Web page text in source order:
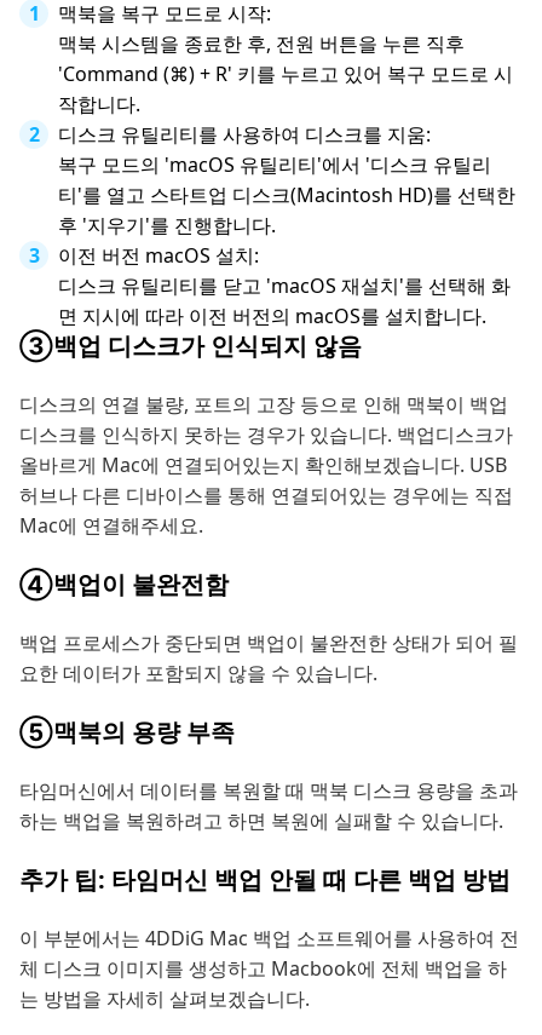
맥북을 복구 모드로 시작:
맥북 시스템을 종료한 후, 전원 버튼을 누른 직후
'Command (⌘) + R' 키를 누르고 있어 복구 모드로 시
작합니다.
디스크 유틸리티를 사용하여 디스크를 지움:
복구 모드의 'macOS 유틸리티'에서 '디스크 유틸리
티'를 열고 스타트업 디스크(Macintosh HD)를 선택한
후 '지우기'를 진행합니다.
이전 버전 macOS 설치:
디스크 유틸리티를 닫고 'macOS 재설치'를 선택해 화
면 지시에 따라 이전 버전의 macOS를 설치합니다.
③백업 디스크가 인식되지 않음
디스크의 연결 불량, 포트의 고장 등으로 인해 맥북이 백업
디스크를 인식하지 못하는 경우가 있습니다. 백업디스크가
올바르게 Mac에 연결되어있는지 확인해보겠습니다. USB
허브나 다른 디바이스를 통해 연결되어있는 경우에는 직접
Mac에 연결해주세요.
④백업이 불완전함
백업 프로세스가 중단되면 백업이 불완전한 상태가 되어 필
요한 데이터가 포함되지 않을 수 있습니다.
⑤맥북의 용량 부족
타임머신에서 데이터를 복원할 때 맥북 디스크 용량을 초과
하는 백업을 복원하려고 하면 복원에 실패할 수 있습니다.
추가 팁: 타임머신 백업 안될 때 다른 백업 방법
이 부분에서는 4DDiG Mac 백업 소프트웨어를 사용하여 전
체 디스크 이미지를 생성하고 Macbook에 전체 백업을 하
는 방법을 자세히 살펴보겠습니다.